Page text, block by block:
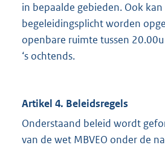
in bepaalde gebieden. Ook kan
begeleidingsplicht worden
openbare ruimte tussen 20.00u
‘s ochtends.
Artikel 4. Beleidsregels
Onderstaand beleid wordt
van de wet MBVEO onder de